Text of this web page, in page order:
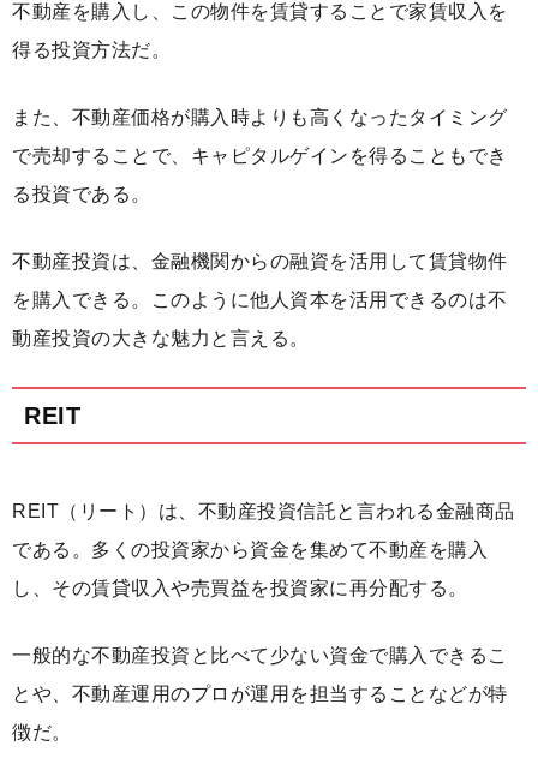
不動産を購入し、この物件を賃貸することで家賃収入を
得る投資方法だ。
また、不動産価格が購入時よりも高くなったタイミング
で売却することで、キャピタルゲインを得ることもでき
る投資である。
不動産投資は、金融機関からの融資を活用して賃貸物件
を購入できる。このように他人資本を活用できるのは不
動産投資の大きな魅力と言える。
REIT
REIT（リート）は、不動産投資信託と言われる金融商品
である。多くの投資家から資金を集めて不動産を購入
し、その賃貸収入や売買益を投資家に再分配する。
一般的な不動産投資と比べて少ない資金で購入できるこ
とや、不動産運用のプロが運用を担当することなどが特
徴だ。